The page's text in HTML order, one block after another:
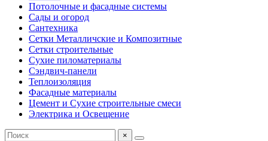
Потолочные и фасадные системы
Сады и огород
Сантехника
Сетки Металличские и Композитные
Сетки строительные
Сухие пиломатериалы
Сэндвич-панели
Теплоизоляция
Фасадные материалы
Цемент и Сухие строительные смеси
Электрика и Освещение
×